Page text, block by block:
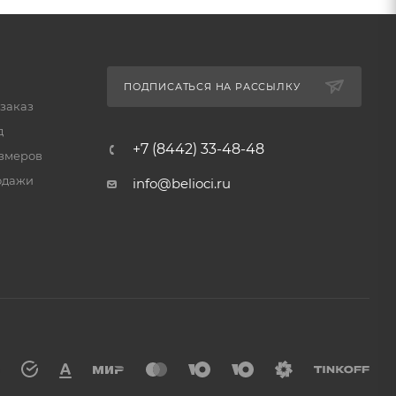
ПОДПИСАТЬСЯ НА РАССЫЛКУ
+7 (8442) 33-48-48
info@belioci.ru